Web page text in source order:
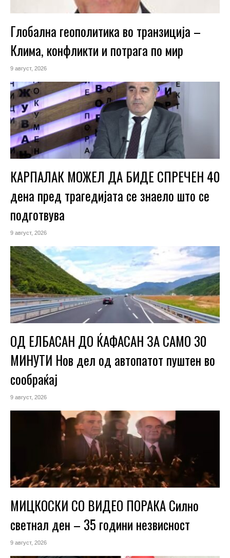
Глобална геополитика во транзиција –
Клима, конфликти и потрага по мир
9 август, 2026
КАРПАЛАК МОЖЕЛ ДА БИДЕ СПРЕЧЕН 40
дена пред трагедијата се знаело што се
подготвува
9 август, 2026
ОД ЕЛБАСАН ДО ЌАФАСАН ЗА САМО 30
МИНУТИ Нов дел од автопатот пуштен во
сообраќај
9 август, 2026
МИЦКОСКИ СО ВИДЕО ПОРАКА Силно
светнал ден – 35 години незвисност
9 август, 2026